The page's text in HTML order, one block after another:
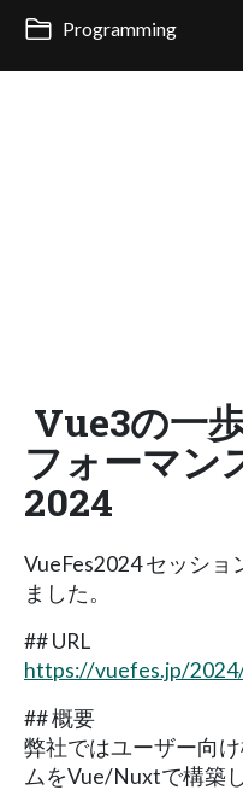
Programming
Vue3の一
フォーマン
2024
VueFes2024 セッシ
ました。
## URL
https://vuefes.jp/
## 概要
弊社ではユーザー向
ムをVue/Nuxtで構築